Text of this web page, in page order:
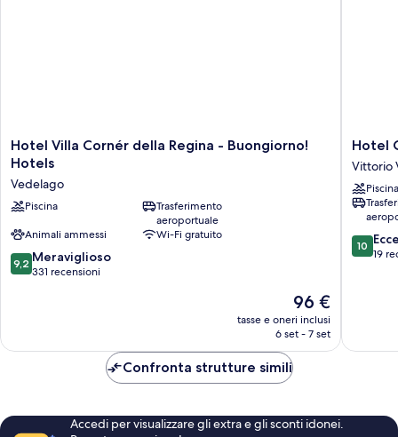
Hotel
Villa
della
Regina
Buongiorno!
Hotels
Vedelago
Hotel Villa Cornér della Regina - Buongiorno!
Hotels
Vedelago
Piscina
Trasferimento
aeroportuale
Animali ammessi
Wi-Fi gratuito
9.2
su
9,2 Meraviglioso
331 recensioni
Il
prezzo
attuale
96 €
96 €
tasse e oneri inclusi
6 set - 7 set
Hotel
Calvi
Vittorio
Veneto
Hotel
Vittorio
Piscina
10.0
su
10
19
Confronta strutture simili
Accedi per visualizzare gli extra e gli sconti idonei.